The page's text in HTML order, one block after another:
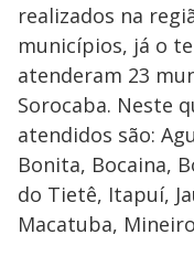
realizados na
municípios, já o
atenderam 23
Sorocaba. Neste
atendidos são:
Bonita, Bocaina,
do Tietê, Itapuí,
Macatuba,